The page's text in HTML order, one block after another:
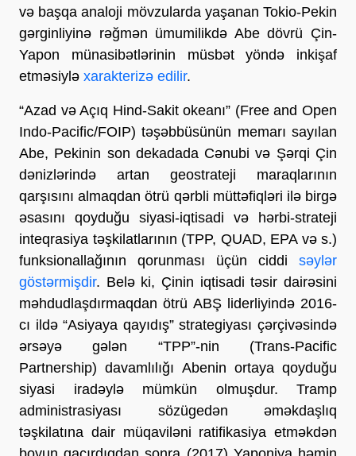
və başqa analoji mövzularda yaşanan Tokio-Pekin
gərginliyinə rəğmən ümumilikdə Abe dövrü Çin-
Yapon münasibətlərinin müsbət yöndə inkişaf
etməsiylə xarakterizə edilir.
“Azad və Açıq Hind-Sakit okeanı” (Free and Open
Indo-Pacific/FOIP) təşəbbüsünün memarı sayılan
Abe, Pekinin son dekadada Cənubi və Şərqi Çin
dənizlərində artan geostrateji maraqlarının
qarşısını almaqdan ötrü qərbli müttəfiqləri ilə birgə
əsasını qoyduğu siyasi-iqtisadi və hərbi-strateji
inteqrasiya təşkilatlarının (TPP, QUAD, EPA və s.)
funksionallağının qorunması üçün ciddi səylər
göstərmişdir. Belə ki, Çinin iqtisadi təsir dairəsini
məhdudlaşdırmaqdan ötrü ABŞ liderliyində 2016-
cı ildə “Asiyaya qayıdış” strategiyası çərçivəsində
ərsəyə gələn “TPP”-nin (Trans-Pacific
Partnership) davamlılığı Abenin ortaya qoyduğu
siyasi iradəylə mümkün olmuşdur. Tramp
administrasiyası sözügedən əməkdaşlıq
təşkilatına dair müqaviləni ratifikasiya etməkdən